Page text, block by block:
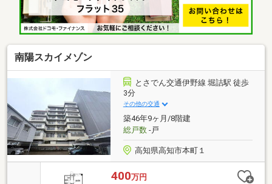
南陽スカイメゾン
とさでん交通伊野線 堀詰駅 徒歩
3分
その他の交通
築46年9ヶ月/8階建
総戸数-戸
高知県高知市本町１
400万円